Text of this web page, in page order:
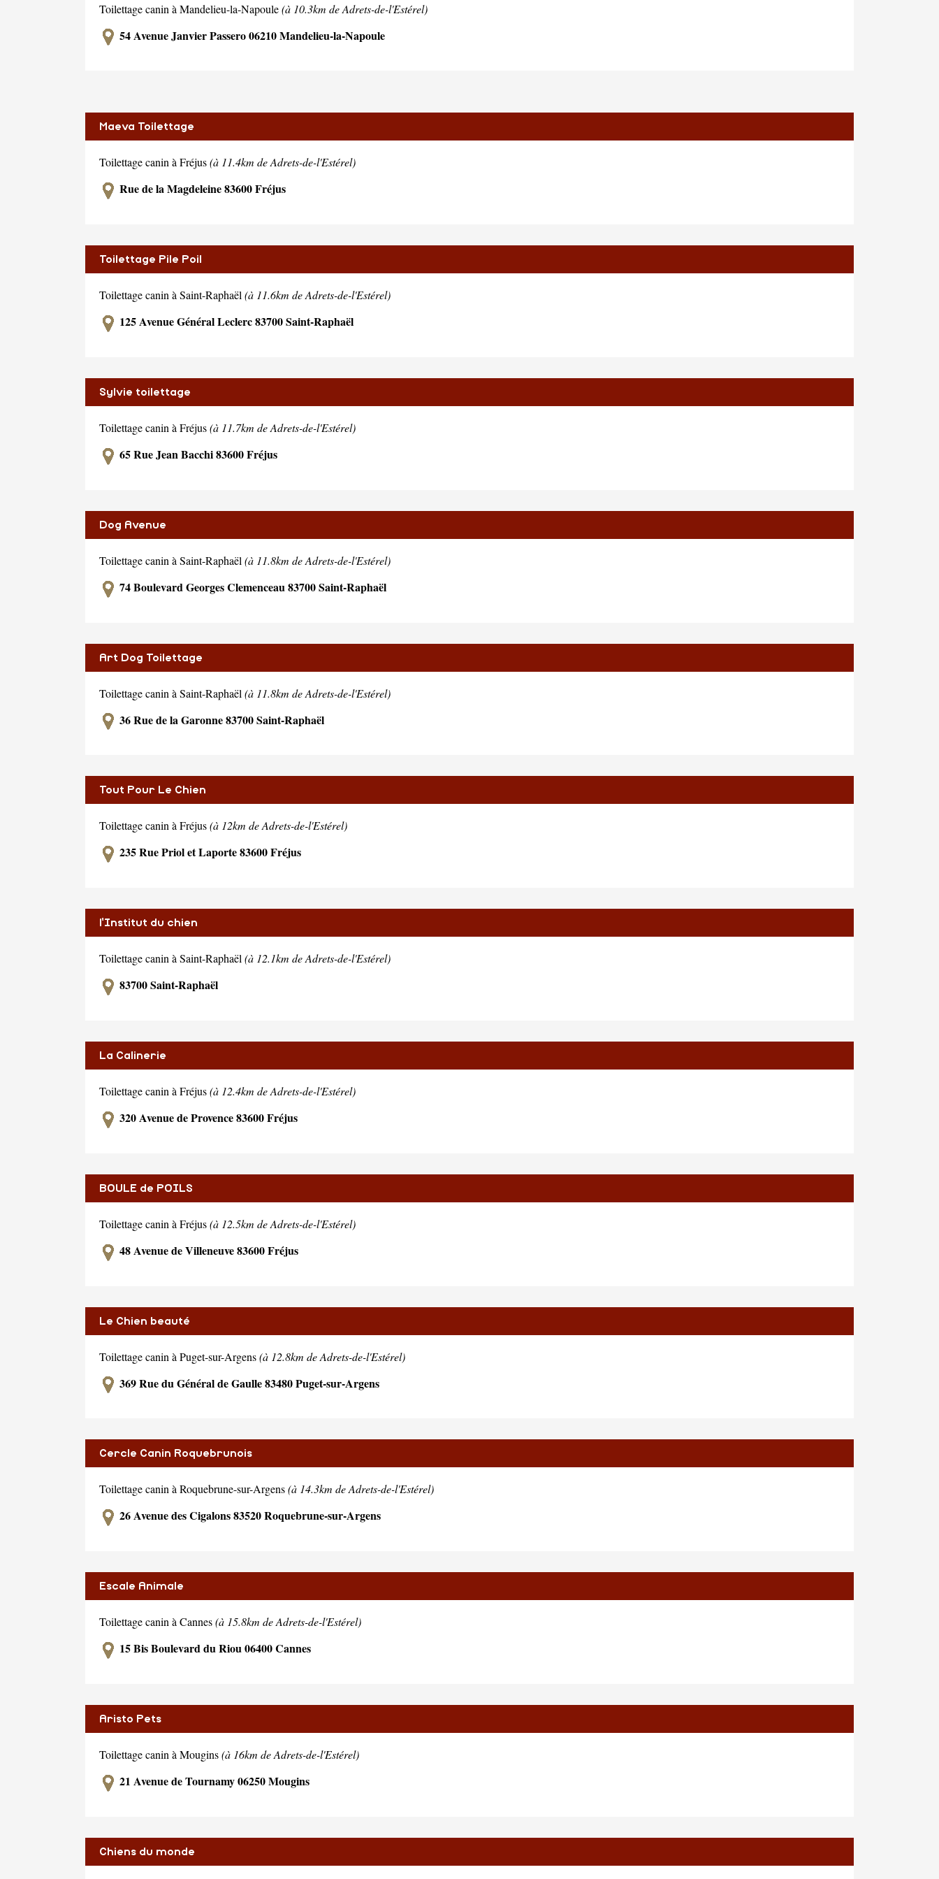
Toilettage canin à Mandelieu-la-Napoule(à 10.3km de Adrets-de-l'Estérel)
54 Avenue Janvier Passero 06210 Mandelieu-la-Napoule
Maeva Toilettage
Toilettage canin à Fréjus(à 11.4km de Adrets-de-l'Estérel)
Rue de la Magdeleine 83600 Fréjus
Toilettage Pile Poil
Toilettage canin à Saint-Raphaël (à 11.6km de Adrets-de-l'Estérel)
125 Avenue Général Leclerc 83700 Saint-Raphaël
Sylvie toilettage
Toilettage canin à Fréjus(à 11.7km de Adrets-de-l'Estérel)
65 Rue Jean Bacchi 83600 Fréjus
Dog Avenue
Toilettage canin à Saint-Raphaël (à 11.8km de Adrets-de-l'Estérel)
74 Boulevard Georges Clemenceau 83700 Saint-Raphaël
Art Dog Toilettage
Toilettage canin à Saint-Raphaël (à 11.8km de Adrets-de-l'Estérel)
36 Rue de la Garonne 83700 Saint-Raphaël
Tout Pour Le Chien
Toilettage canin à Fréjus(à 12km de Adrets-de-l'Estérel)
235 Rue Priol et Laporte 83600 Fréjus
l'Institut du chien
Toilettage canin à Saint-Raphaël (à 12.1km de Adrets-de-l'Estérel)
83700 Saint-Raphaël
La Calinerie
Toilettage canin à Fréjus(à 12.4km de Adrets-de-l'Estérel)
320 Avenue de Provence 83600 Fréjus
BOULE de POILS
Toilettage canin à Fréjus(à 12.5km de Adrets-de-l'Estérel)
48 Avenue de Villeneuve 83600 Fréjus
Le Chien beauté
Toilettage canin à Puget-sur-Argens(à 12.8km de Adrets-de-l'Estérel)
369 Rue du Général de Gaulle 83480 Puget-sur-Argens
Cercle Canin Roquebrunois
Toilettage canin à Roquebrune-sur-Argens(à 14.3km de Adrets-de-l'Estérel)
26 Avenue des Cigalons 83520 Roquebrune-sur-Argens
Escale Animale
Toilettage canin à Cannes(à 15.8km de Adrets-de-l'Estérel)
15 Bis Boulevard du Riou 06400 Cannes
Aristo Pets
Toilettage canin à Mougins(à 16km de Adrets-de-l'Estérel)
21 Avenue de Tournamy 06250 Mougins
Chiens du monde